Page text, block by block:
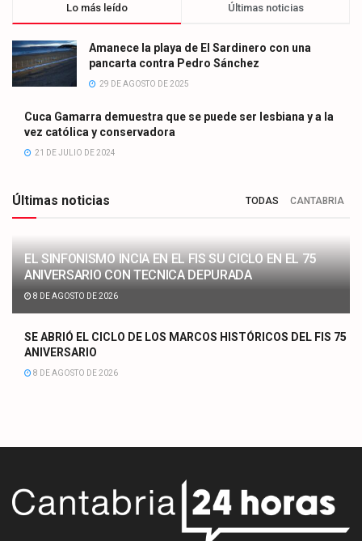
Lo más leído Últimas noticias
Amanece la playa de El Sardinero con una
pancarta contra Pedro Sánchez
29 DE AGOSTO DE 2025
Cuca Gamarra demuestra que se puede ser lesbiana y a la
vez católica y conservadora
21 DE JULIO DE 2024
Últimas noticias TODAS CANTABRIA
EL SINFONISMO INCIA EN EL FIS SU CICLO EN EL 75
ANIVERSARIO CON TECNICA DEPURADA
8 DE AGOSTO DE 2026
SE ABRIÓ EL CICLO DE LOS MARCOS HISTÓRICOS DEL FIS 75
ANIVERSARIO
8 DE AGOSTO DE 2026